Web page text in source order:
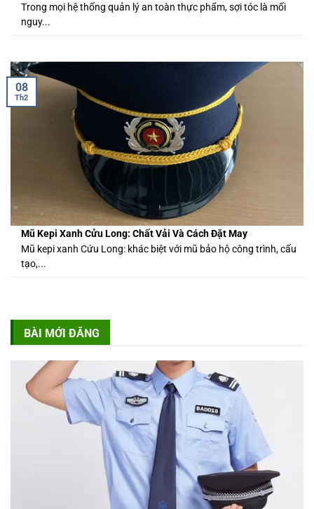
Trong mọi hệ thống quản lý an toàn thực phẩm, sợi tóc là mối
nguy...
Mũ Kepi Xanh Cửu Long: Chất Vải Và Cách Đặt May
Mũ kepi xanh Cứu Long: khác biệt với mũ bảo hộ công trình, cấu
tạo,...
08
Th2
BÀI MỚI ĐĂNG